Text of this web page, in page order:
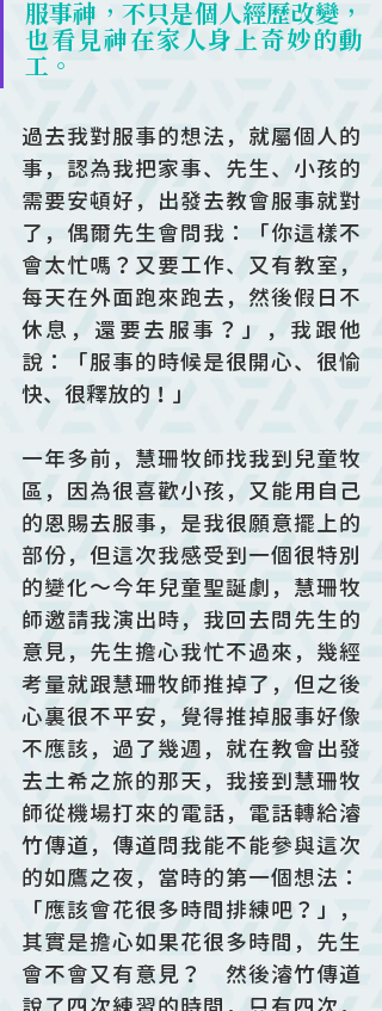
服事神，不只是個人經歷改變，
也看見神在家人身上奇妙的動
工。
過去我對服事的想法，就屬個人的
事，認為我把家事、先生、小孩的
需要安頓好，出發去教會服事就對
了，偶爾先生會問我：「你這樣不
會太忙嗎？又要工作、又有教室，
每天在外面跑來跑去，然後假日不
休息，還要去服事？」，我跟他
說：「服事的時候是很開心、很愉
快、很釋放的！」
一年多前，慧珊牧師找我到兒童牧
區，因為很喜歡小孩，又能用自己
的恩賜去服事，是我很願意擺上的
部份，但這次我感受到一個很特別
的變化～今年兒童聖誕劇，慧珊牧
師邀請我演出時，我回去問先生的
意見，先生擔心我忙不過來，幾經
考量就跟慧珊牧師推掉了，但之後
心裏很不平安，覺得推掉服事好像
不應該，過了幾週，就在教會出發
去土希之旅的那天，我接到慧珊牧
師從機場打來的電話，電話轉給濬
竹傳道，傳道問我能不能參與這次
的如鷹之夜，當時的第一個想法：
「應該會花很多時間排練吧？」，
其實是擔心如果花很多時間，先生
會不會又有意見？　然後濬竹傳道